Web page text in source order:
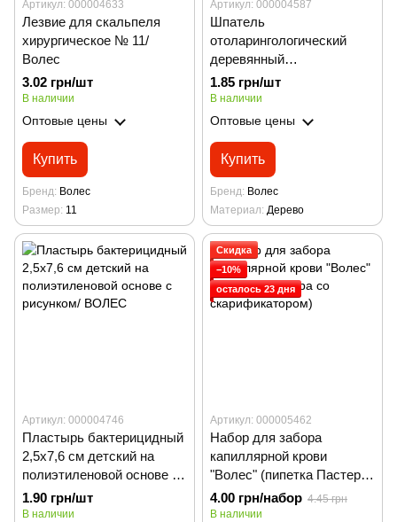
Артикул: 000004633
Лезвие для скальпеля
хирургическое № 11/
Волес
3.02 грн/шт
В наличии
Оптовые цены
Купить
Бренд Волес
Размер 11
Артикул: 000004587
Шпатель
отоларингологический
деревянный
шлифованный
стерильный 150*18 мм/
ВОЛЕС
1.85 грн/шт
В наличии
Оптовые цены
Купить
Бренд Волес
Материал Дерево
Артикул: 000004746
Пластырь бактерицидный
2,5х7,6 см детский на
полиэтиленовой основе с
рисунком/ ВОЛЕС
1.90 грн/шт
В наличии
Скидка
−10%
осталось 23 дня
Артикул: 000005462
Набор для забора
капиллярной крови
"Волес" (пипетка Пастера
со скарификатором)
4.00 грн/набор 4.45 грн
В наличии